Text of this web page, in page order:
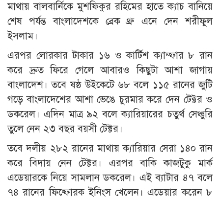
মাথায় বালবার্নিকে মুশফিকুর রহিমের হাতে ক্যাচ বানিয়ে
শেষ পর্যন্ত বাংলাদেশকে ব্রেক থ্রু এনে দেন শরীফুল
ইসলাম।
এরপর লোরকার টাকার ১৬ ও কার্টিশ ক্যাম্ফার ৮ রান
করে দ্রুত ফিরে গেলে আবারও কিছুটা আশা জাগায়
বাংলাদেশ। তবে ষষ্ঠ উইকেটে ৬৮ বলে ১১৫ রানের জুটি
গড়ে বাংলাদেশের আশা ভেঙে চুরমার করে দেন টেক্টর ও
ডকরেল। এদিন মাত্র ৯২ বলে ক্যারিয়ারের চতুর্থ সেঞ্চুরি
তুলে নেন ২৩ বছর বয়সী টেক্টর।
তবে দলীয় ২৮২ রানের মাথায় ক্যারিয়ার সেরা ১৪০ রান
করে বিদায় নেন টেক্টর। এরপর বাকি কাজটুকু মার্ক
এডেয়ারকে নিয়ে সামলান ডকরেল। এই ব্যাটার ৪৭ বলে
৭৪ রানের ফিষ্ফোরক ইনিংস খেলেন। এডেয়ার করেন ৮